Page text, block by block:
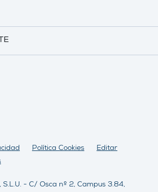
S.L.U. - C/ Osca nº 2, Campus 3.84,
Política Cookies
Editar